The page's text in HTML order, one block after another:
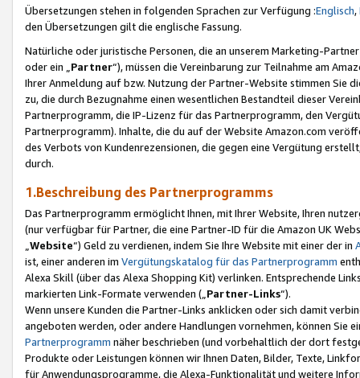
Übersetzungen stehen in folgenden Sprachen zur Verfügung :Englisch,
den Übersetzungen gilt die englische Fassung.
Natürliche oder juristische Personen, die an unserem Marketing-
oder ein „Partner“), müssen die Vereinbarung zur Teilnahme am
Ihrer Anmeldung auf bzw. Nutzung der Partner-Website stimmen Sie
zu, die durch Bezugnahme einen wesentlichen Bestandteil dieser
Partnerprogramm, die IP-Lizenz für das Partnerprogramm, den
Partnerprogramm). Inhalte, die du auf der Website Amazon.com
des Verbots von Kundenrezensionen, die gegen eine Vergütung
durch.
1.Beschreibung des Partnerprogramms
Das Partnerprogramm ermöglicht Ihnen, mit Ihrer Website, Ihren
(nur verfügbar für Partner, die eine Partner-ID für die Amazon UK
Website“) Geld zu verdienen, indem Sie Ihre Website mit einer der in
ist, einer anderen im Vergütungskatalog für das Partnerprogramm
Alexa Skill (über das Alexa Shopping Kit) verlinken. Entsprechende
markierten Link-Formate verwenden („ Partner-Links“).
Wenn unsere Kunden die Partner-Links anklicken oder sich damit
angeboten werden, oder andere Handlungen vornehmen, können Sie
Partnerprogramm näher beschrieben (und vorbehaltlich der dort
Produkte oder Leistungen können wir Ihnen Daten, Bilder, Texte,
für Anwendungsprogramme, die Alexa-Funktionalität und weitere